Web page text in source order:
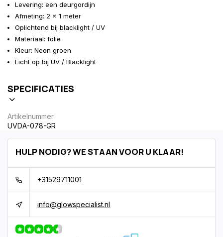
Levering: een deurgordijn
Afmeting: 2 x 1 meter
Oplichtend bij blacklight / UV
Materiaal: folie
Kleur: Neon groen
Licht op bij UV / Blacklight
SPECIFICATIES
Artikelnummer
UVDA-078-GR
HULP NODIG? WE STAAN VOOR U KLAAR!
+31529711001
info@glowspecialist.nl